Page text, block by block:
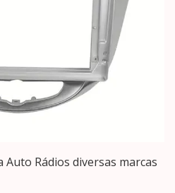
Rádios diversas marcas